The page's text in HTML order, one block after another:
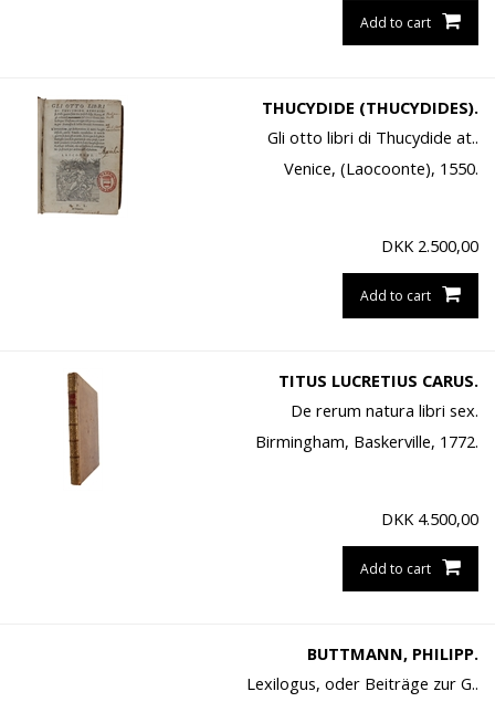
Add to cart
THUCYDIDE (THUCYDIDES).
Gli otto libri di Thucydide at..
Venice, (Laocoonte), 1550.
DKK 2.500,00
Add to cart
TITUS LUCRETIUS CARUS.
De rerum natura libri sex.
Birmingham, Baskerville, 1772.
DKK 4.500,00
Add to cart
BUTTMANN, PHILIPP.
Lexilogus, oder Beiträge zur G..